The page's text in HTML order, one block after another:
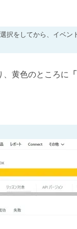
択をしてから、イベン
黄色のところに 「